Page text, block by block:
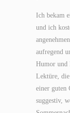
Ich bekam
und ich
aufregend
Humor und
Lektüre,
einer guten
suggestiv,